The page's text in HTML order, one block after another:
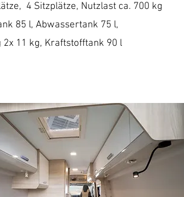
4 Sitzplätze, Nutzlast ca. 700 kg
85 l, Abwassertank 75 l,
2x 11 kg, Kraftstofftank 90 l